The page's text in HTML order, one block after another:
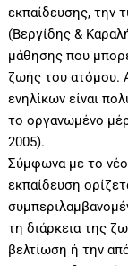
εκπαίδευσης, την
(Βεργίδης &
μάθησης που
ζωής του ατόμου.
ενηλίκων είναι
το οργανωμένο
2005).
Σύμφωνα με το νέο
εκπαίδευση
τη διάρκεια της
βελτίωση ή την